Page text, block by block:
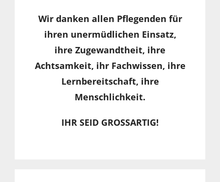
Wir danken allen Pflegenden für
ihren unermüdlichen Einsatz,
ihre Zugewandtheit, ihre
Achtsamkeit, ihr Fachwissen, ihre
Lernbereitschaft, ihre
Menschlichkeit.
IHR SEID GROSSARTIG!